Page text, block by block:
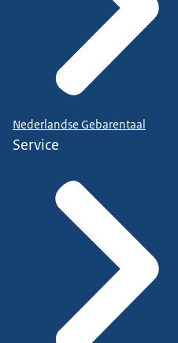
Nederlandse Gebarentaal
Service